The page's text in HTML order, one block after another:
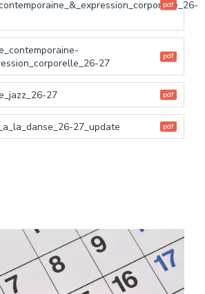
pdf
pdf
27
pdf
27
pdf
27_update